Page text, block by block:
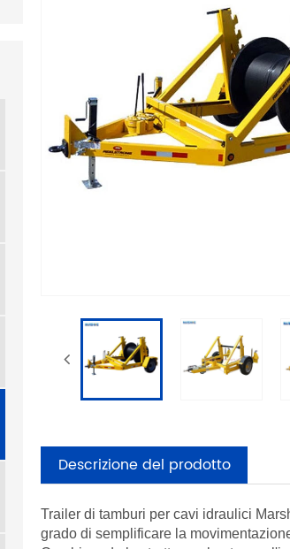
Descrizione del prodotto
Trailer di tamburi per cavi idraulici
grado di semplificare la